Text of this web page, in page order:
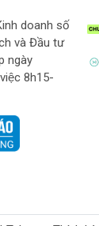
doanh số
và Đầu tư
ngày
8h15-